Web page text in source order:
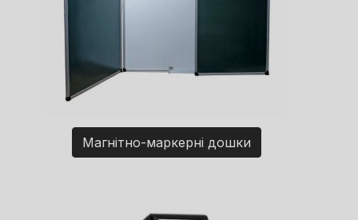
Магнітно-маркерні дошки